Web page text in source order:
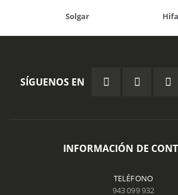
Solgar
SÍGUENOS EN
INFORMACIÓN DE
TELÉFONO
943 099 932